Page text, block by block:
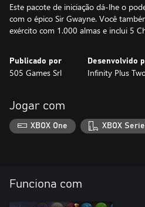
Este pacote de iniciação dá-lhe o
com o épico Sir Gwayne. Você
exército com 1.000 almas e inclui 5
Publicado por
505 Games Srl
Desenvolvido
Infinity Plus
Jogar com
XBOX One XBOX
Funciona com